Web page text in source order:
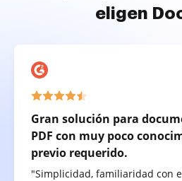
eligen
Gran solución para
PDF con muy poco
previo requerido.
"Simplicidad, familiaridad con